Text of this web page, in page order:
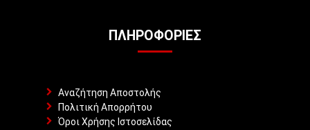
ΠΛΗΡΟΦΟΡΊΕΣ
Αναζήτηση Αποστολής
Πολιτική Απορρήτου
Όροι Χρήσης Ιστοσελίδας